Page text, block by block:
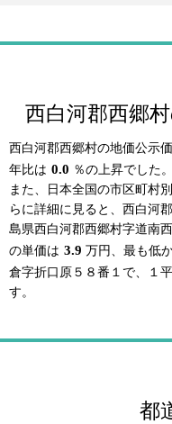
西白河郡西郷
西白河郡西郷村の地価公示
年比は 0.0 ％の上昇でした。
また、日本全国の市区町村
らに詳細に見ると、西白河
島県西白河郡西郷村字道南
の単価は 3.9 万円、最も低
倉字折口原５８番１で、１
す。
都